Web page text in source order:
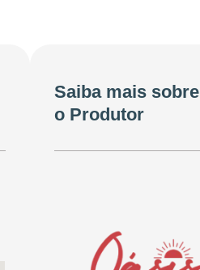
Saiba mais sobre
o Produtor